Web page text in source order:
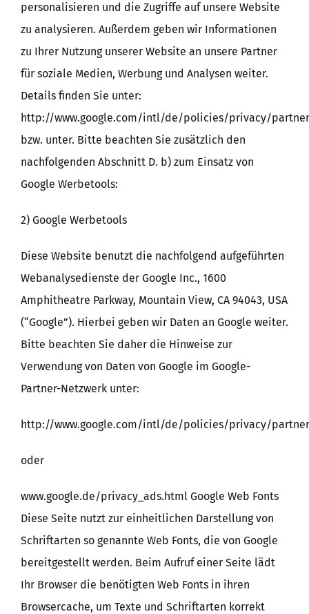
personalisieren und die Zugriffe auf unsere Website
zu analysieren. Außerdem geben wir Informationen
zu Ihrer Nutzung unserer Website an unsere Partner
für soziale Medien, Werbung und Analysen weiter.
Details finden Sie unter:
http://www.google.com/intl/de/policies/privacy/
bzw. unter. Bitte beachten Sie zusätzlich den
nachfolgenden Abschnitt D. b) zum Einsatz von
Google Werbetools:
2) Google Werbetools
Diese Website benutzt die nachfolgend aufgeführten
Webanalysedienste der Google Inc., 1600
Amphitheatre Parkway, Mountain View, CA 94043, USA
(“Google”). Hierbei geben wir Daten an Google weiter.
Bitte beachten Sie daher die Hinweise zur
Verwendung von Daten von Google im Google-
Partner-Netzwerk unter:
http://www.google.com/intl/de/policies/privacy/
oder
www.google.de/privacy_ads.html Google Web Fonts
Diese Seite nutzt zur einheitlichen Darstellung von
Schriftarten so genannte Web Fonts, die von Google
bereitgestellt werden. Beim Aufruf einer Seite lädt
Ihr Browser die benötigten Web Fonts in ihren
Browsercache, um Texte und Schriftarten korrekt